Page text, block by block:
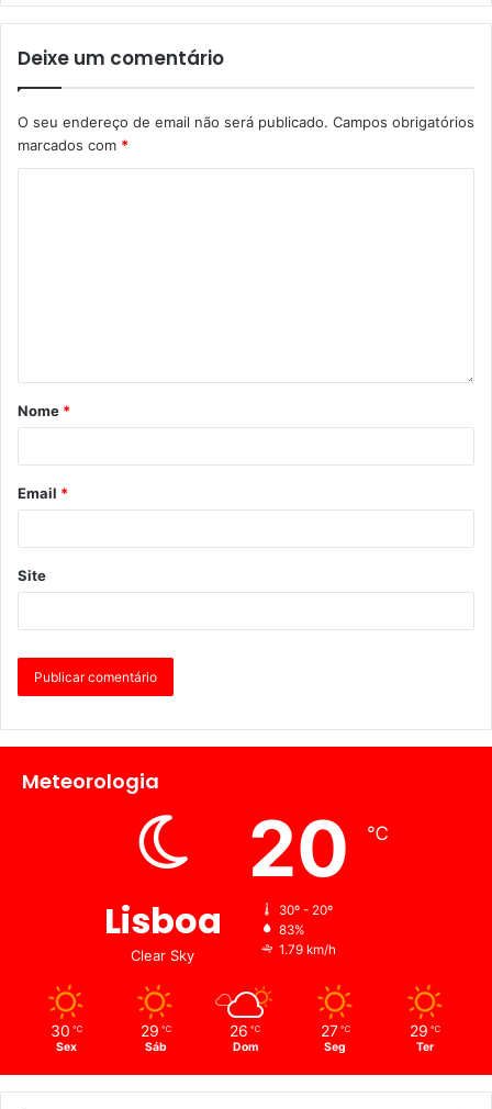
Deixe um comentário
O seu endereço de email não será publicado. Campos obrigatórios
marcados com *
Nome *
Email *
Site
Meteorologia
Lisboa
Clear Sky
20 ℃
30º - 20º
83%
1.79 km/h
30 ℃
Sex
29 ℃
Sáb
26 ℃
Dom
27 ℃
Seg
29 ℃
Ter